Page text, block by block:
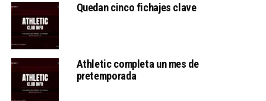
Quedan cinco fichajes clave
Athletic completa un mes de
pretemporada